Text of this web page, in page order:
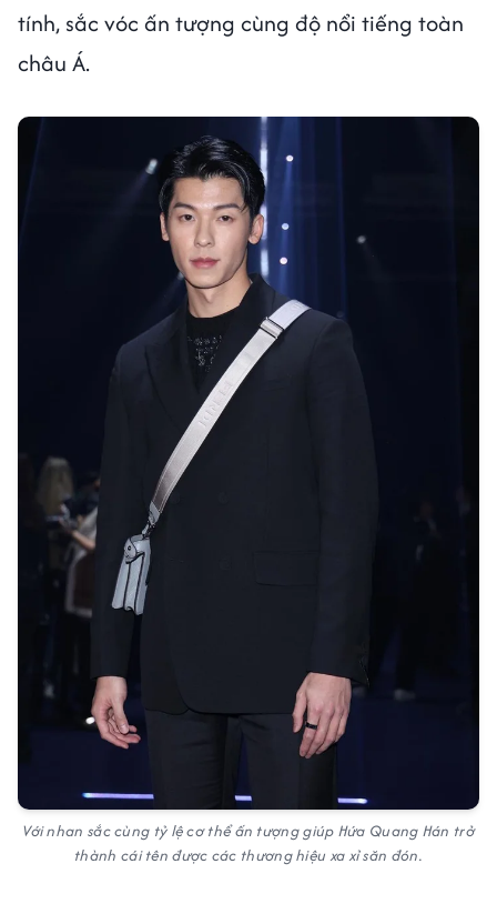
tính, sắc vóc ấn tượng cùng độ nổi tiếng toàn
châu Á.
Với nhan sắc cùng tỷ lệ cơ thể ấn tượng giúp Hứa Quang Hán trở
thành cái tên được các thương hiệu xa xỉ săn đón.